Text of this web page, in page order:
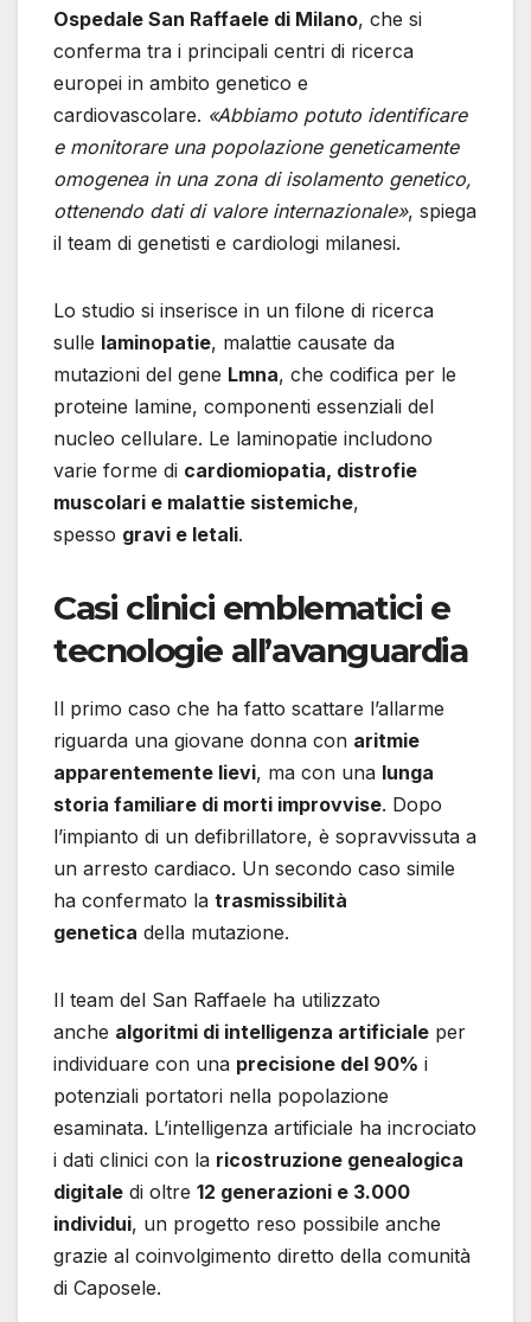
Ospedale San Raffaele di Milano, che si
conferma tra i principali centri di ricerca
europei in ambito genetico e
cardiovascolare. «Abbiamo potuto identificare
e monitorare una popolazione geneticamente
omogenea in una zona di isolamento genetico,
ottenendo dati di valore internazionale», spiega
il team di genetisti e cardiologi milanesi.
Lo studio si inserisce in un filone di ricerca
sulle laminopatie, malattie causate da
mutazioni del gene Lmna, che codifica per le
proteine lamine, componenti essenziali del
nucleo cellulare. Le laminopatie includono
varie forme di cardiomiopatia, distrofie
muscolari e malattie sistemiche,
spesso gravi e letali.
Casi clinici emblematici e
tecnologie all’avanguardia
Il primo caso che ha fatto scattare l’allarme
riguarda una giovane donna con aritmie
apparentemente lievi, ma con una lunga
storia familiare di morti improvvise. Dopo
l’impianto di un defibrillatore, è sopravvissuta a
un arresto cardiaco. Un secondo caso simile
ha confermato la trasmissibilità
genetica della mutazione.
Il team del San Raffaele ha utilizzato
anche algoritmi di intelligenza artificiale per
individuare con una precisione del 90% i
potenziali portatori nella popolazione
esaminata. L’intelligenza artificiale ha incrociato
i dati clinici con la ricostruzione genealogica
digitale di oltre 12 generazioni e 3.000
individui, un progetto reso possibile anche
grazie al coinvolgimento diretto della comunità
di Caposele.